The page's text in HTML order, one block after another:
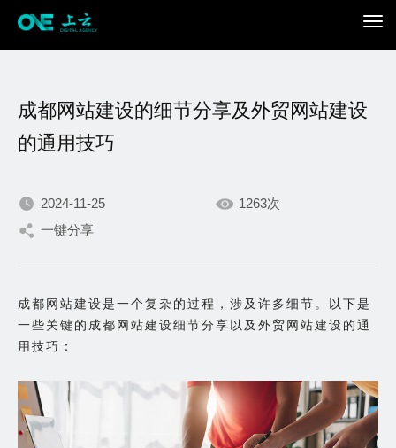
我们不断积累持续专注，
出色的你。
成都网站建设的细节分享及外贸网站建设
的通用技巧
2024-11-25
1263次
一键分享
成都网站建设是一个复杂的过程，涉及许多细节。以下是
一些关键的成都网站建设细节分享以及外贸网站建设的通
用技巧：